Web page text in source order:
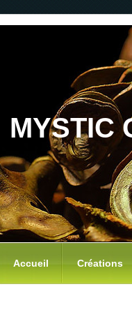
MYSTIC
Accueil Créations